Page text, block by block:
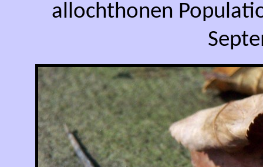
allochthonen